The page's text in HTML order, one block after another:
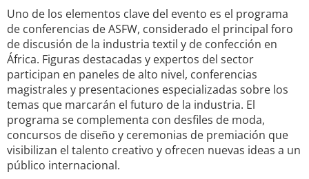
Uno de los elementos clave del evento es el programa
de conferencias de ASFW, considerado el principal foro
de discusión de la industria textil y de confección en
África. Figuras destacadas y expertos del sector
participan en paneles de alto nivel, conferencias
magistrales y presentaciones especializadas sobre los
temas que marcarán el futuro de la industria. El
programa se complementa con desfiles de moda,
concursos de diseño y ceremonias de premiación que
visibilizan el talento creativo y ofrecen nuevas ideas a un
público internacional.